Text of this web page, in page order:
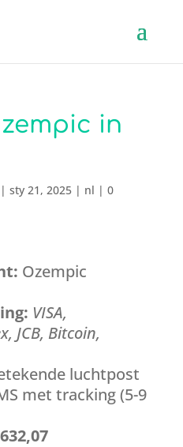
in
sty 21, 2025| nl | 0
Ozempic
VISA,
JCB, Bitcoin,
luchtpost
met tracking (5-9